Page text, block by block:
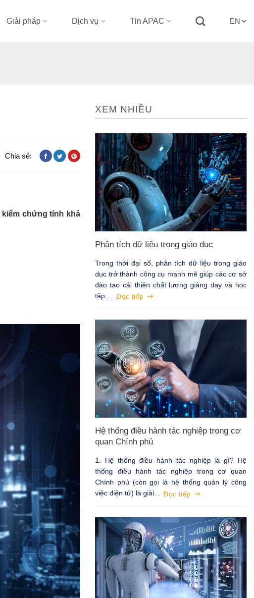
Giải pháp Dịch vụ Tin APAC EN
Chia sẻ:
kiểm chứng tính khả
XEM NHIỀU
Phân tích dữ liệu trong giáo dục
Trong thời đại số, phân tích dữ liệu trong giáo
dục trở thành công cụ mạnh mẽ giúp các cơ sở
đào tạo cải thiện chất lượng giảng dạy và học
tập....
Đọc tiếp
Hệ thống điều hành tác nghiệp trong cơ
quan Chính phủ
1. Hệ thống điều hành tác nghiệp là gì? Hệ
thống điều hành tác nghiệp trong cơ quan
Chính phủ (còn gọi là hệ thống quản lý công
việc điện tử) là giải... Đọc tiếp